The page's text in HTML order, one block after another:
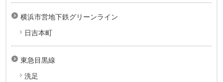
横浜市営地下鉄グリーンライン
日吉本町
東急目黒線
洗足